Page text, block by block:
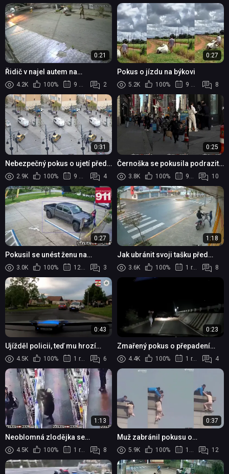
0:21
Řidič v najel autem na
ozbrojené lupiče
4.2K 100% 9 měsíců 2
0:27
Pokus o jízdu na býkovi
5.2K 100% 9 měsíců 8
0:31
Nebezpečný pokus o ujetí před
policií skončil nehodou
2.9K 100% 9 měsíců 4
0:25
Černoška se pokusila podrazit
policistu
3.8K 100% 9 měsíců 10
0:27
Pokusil se unést ženu na
parkovišti: Zadrželi ho po
divoké honičce
3.0K 100% 12 měsíců 3
1:18
Jak ubránit svoji tašku před
zlodějům
3.6K 100% 1 rok 8
0:43
Ujížděl policii, teď mu hrozí
přísnější trest
4.5K 100% 1 rok 6
0:23
Zmařený pokus o přepadení
vozidla
4.4K 100% 1 rok 4
1:13
Neoblomná zlodějka se
pokusila ukrást motorovou pilu
4.5K 100% 1 rok 8
0:37
Muž zabránil pokusu o
sebevraždu ženy tím, že ji chytil
za vlasy
5.9K 100% 1 rok 12